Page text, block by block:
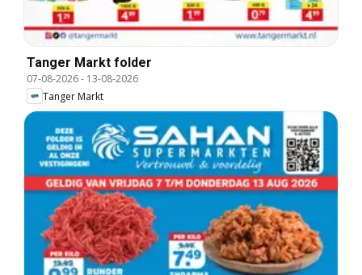
Tanger Markt folder
07-08-2026- 13-08-2026
Tanger Markt